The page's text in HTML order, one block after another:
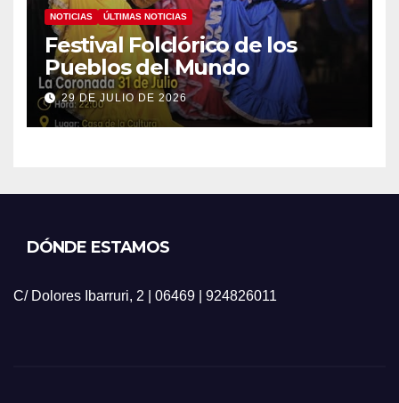
NOTICIAS ÚLTIMAS NOTICIAS
Festival Folclórico de los
Pueblos del Mundo
29 DE JULIO DE 2026
DÓNDE ESTAMOS
C/ Dolores Ibarruri, 2 | 06469 | 924826011